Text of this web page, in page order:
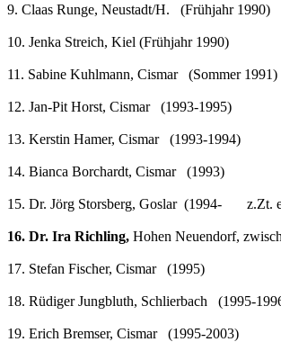
9. Claas Runge, Neustadt/H. (Frühjahr 1990)
10. Jenka Streich, Kiel (Frühjahr 1990)
11. Sabine Kuhlmann, Cismar (Sommer 1991)
12. Jan-Pit Horst, Cismar (1993-1995)
13. Kerstin Hamer, Cismar (1993-1994)
14. Bianca Borchardt, Cismar (1993)
15. Dr. Jörg Storsberg, Goslar (1994- z.Zt.
16. Dr. Ira Richling, Hohen Neuendorf,
17. Stefan Fischer, Cismar (1995)
18. Rüdiger Jungbluth, Schlierbach (1995-
19. Erich Bremser, Cismar (1995-2003)